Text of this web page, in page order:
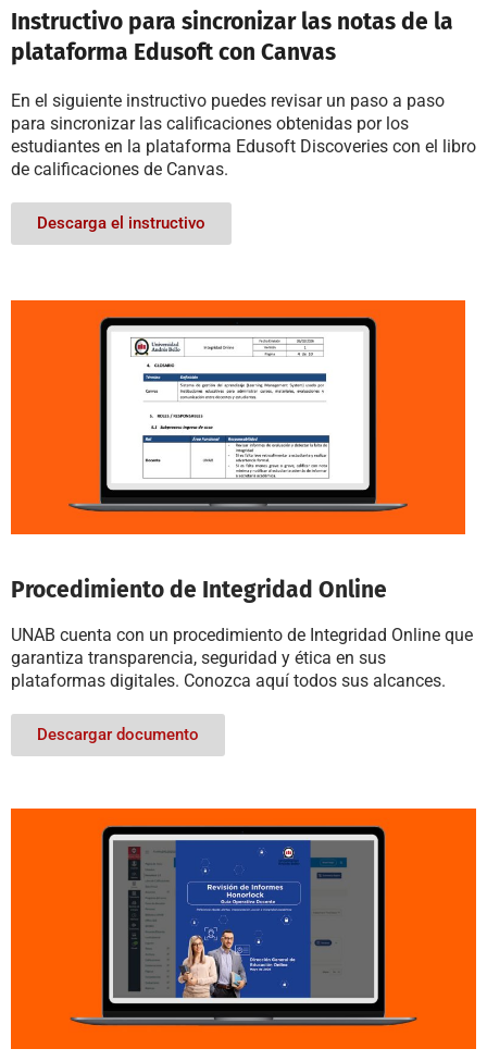
Instructivo para sincronizar las notas de la
plataforma Edusoft con Canvas
En el siguiente instructivo puedes revisar un paso a paso
para sincronizar las calificaciones obtenidas por los
estudiantes en la plataforma Edusoft Discoveries con el libro
de calificaciones de Canvas.
Descarga el instructivo
Procedimiento de Integridad Online
UNAB cuenta con un procedimiento de Integridad Online que
garantiza transparencia, seguridad y ética en sus
plataformas digitales. Conozca aquí todos sus alcances.
Descargar documento